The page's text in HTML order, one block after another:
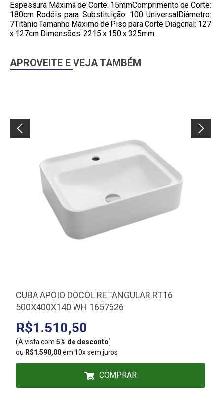
Espessura Máxima de Corte: 15mmComprimento de Corte:
180cm Rodéis para Substituição: 100 UniversalDiâmetro:
7Titânio Tamanho Máximo de Piso para Corte Diagonal: 127
x 127cm Dimensões: 2215 x 150 x 325mm
APROVEITE E VEJA TAMBÉM
CUBA APOIO DOCOL RETANGULAR RT16
500X400X140 WH 1657626
R$1.510,50
(À vista com 5% de desconto)
ou R$1.590,00em 10x sem juros
COMPRAR